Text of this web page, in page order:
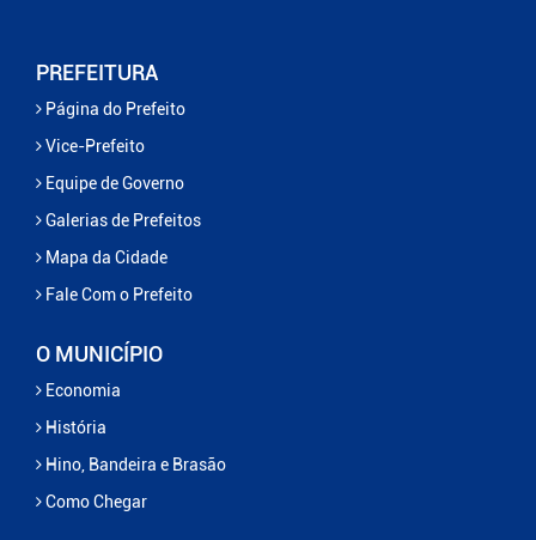
PREFEITURA
Página do Prefeito
Vice-Prefeito
Equipe de Governo
Galerias de Prefeitos
Mapa da Cidade
Fale Com o Prefeito
O MUNICÍPIO
Economia
História
Hino, Bandeira e Brasão
Como Chegar